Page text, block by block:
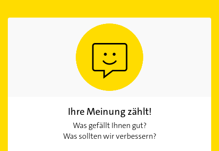
Ihre Meinung zählt!
Was gefällt Ihnen gut?
Was sollten wir verbessern?